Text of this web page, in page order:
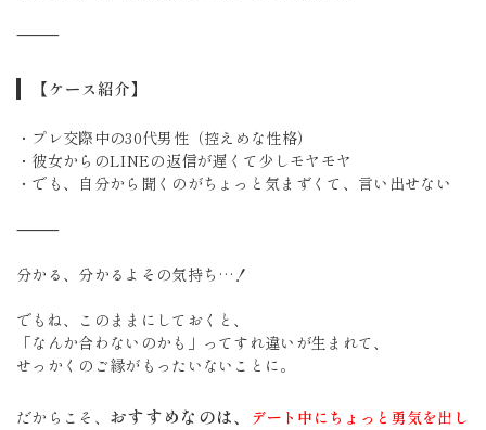
⸻
【ケース紹介】
・プレ交際中の30代男性（控えめな性格）
・彼女からのLINEの返信が遅くて少しモヤモヤ
・でも、自分から聞くのがちょっと気まずくて、言い出せない
⸻
分かる、分かるよその気持ち…！
でもね、このままにしておくと、
「なんか合わないのかも」ってすれ違いが生まれて、
せっかくのご縁がもったいないことに。
だからこそ、 おすすめなのは、
デート中にちょっと勇気を出し